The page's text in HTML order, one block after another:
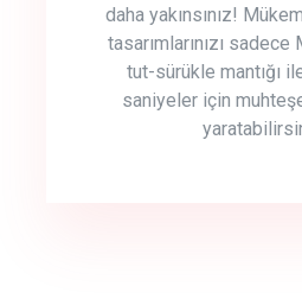
daha yakınsınız!
tasarımlarınızı
tut-sürükle mantığı
saniyeler için